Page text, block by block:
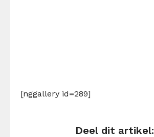
[nggallery id=289]
Deel dit artikel: